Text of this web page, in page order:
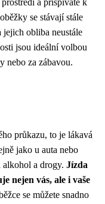
a přispíváte k
se stávají stále
jejich obliba neustále
jsou ideální volbou
nebo za zábavou.
průkazu, to je lákavá
jako u auta nebo
a drogy. Jízda
nejen vás, ale i vaše
se můžete snadno